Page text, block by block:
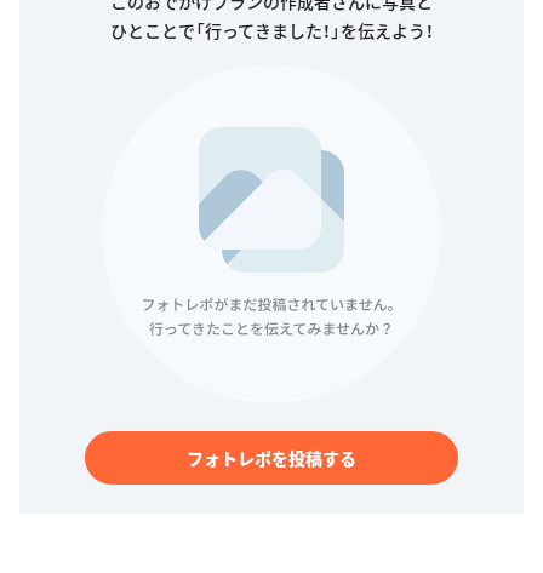
ひとことで「行ってきました！」を伝えよう！
フォトレポを投稿する